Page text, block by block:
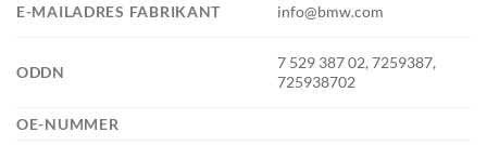
E-MAILADRES FABRIKANT info@bmw.com
ODDN
7 529 387 02, 7259387,
725938702
OE-NUMMER